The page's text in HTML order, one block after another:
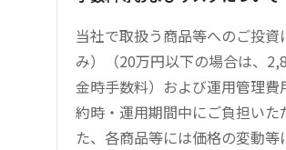
当社で取扱う商品等へのご投
み）（20万円以下の場合は、
金時手数料）および運用管理
約時・運用期間中にご負担い
た、各商品等には価格の変動